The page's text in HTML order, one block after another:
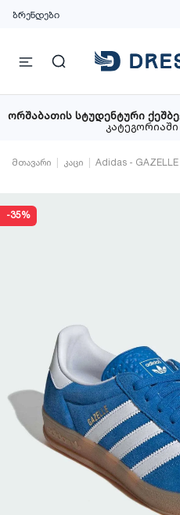
ბრენდები
ორშაბათის სტუდენტური
მთავარი კაცი Adidas - GAZELLE
-35%